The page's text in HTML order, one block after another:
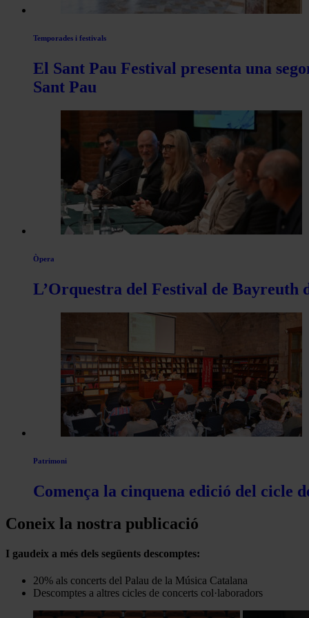
Temporades i festivals
El Sant Pau Festival presenta una
Sant Pau
Òpera
L’Orquestra del Festival de Bayreuth
Patrimoni
Comença la cinquena edició del cicle
Coneix la nostra publicació
I gaudeix a més dels següents descomptes:
20% als concerts del Palau de la Música Catalana
Descomptes a altres cicles de concerts col·laboradors